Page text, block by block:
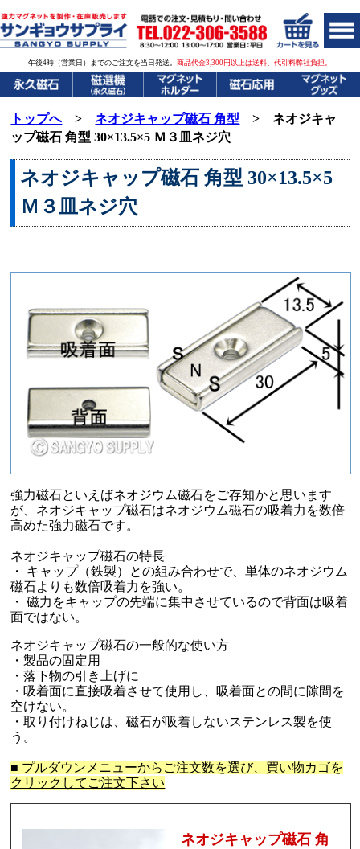
午後4時（営業日）までのご注文を当日発送。 商品代金3,300円以上は送料、代引料弊社負担。
トップへ>ネオジキャップ磁石 角型 > ネオジキャ
ップ磁石 角型30×13.5×5 Ｍ３皿ネジ穴
ネオジキャップ磁石角型 30×13.5×5
Ｍ３皿ネジ穴
強力磁石といえばネオジウム磁石をご存知かと思います
が、ネオジキャップ磁石はネオジウム磁石の吸着力を数倍
高めた強力磁石です。
ネオジキャップ磁石の特長
・ キャップ（鉄製）との組み合わせで、単体のネオジウム
磁石よりも数倍吸着力を強い。
・ 磁力をキャップの先端に集中させているので背面は吸着
面ではない。
ネオジキャップ磁石の一般的な使い方
・製品の固定用
・落下物の引き上げに
・吸着面に直接吸着させて使用し、吸着面との間に隙間を
空けない。
・取り付けねじは、磁石が吸着しないステンレス製を使
う。
■ プルダウンメニューからご注文数を選び、買い物カゴを
クリックしてご注文下さい
ネオジキャップ磁石 角